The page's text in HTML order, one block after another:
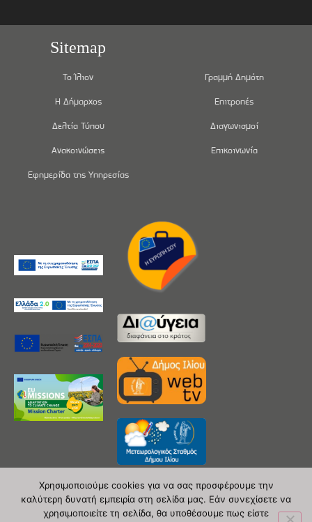
Sitemap
Το Ίλιον
Η Δήμαρχος
Δελτία Τύπου
Ανακοινώσεις
Εφημερίδα της Υπηρεσίας
Γραμμή Δημότη
Επιτροπές
Διαγωνισμοί
Επικοινωνία
Χρησιμοποιούμε cookies για να σας προσφέρουμε την
καλύτερη δυνατή εμπειρία στη σελίδα μας. Εάν συνεχίσετε να
χρησιμοποιείτε τη σελίδα, θα υποθέσουμε πως είστε